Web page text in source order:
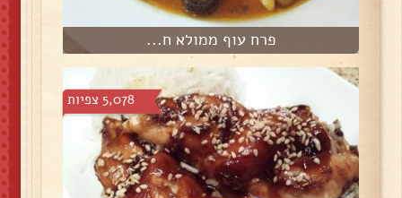
פרח עוף ממולא ח...
5,078 צפיות